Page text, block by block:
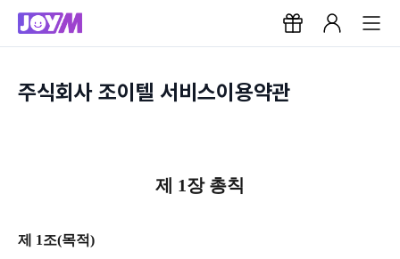
주식회사 조이텔 서비스이용약관
제 1장 총칙
제 1조(목적)